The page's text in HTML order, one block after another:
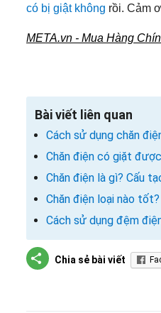
có bị giật không rồi. Cảm
META.vn - Mua Hàng
Bài viết liên quan
Cách sử dụng chăn
Chăn điện có giặt
Chăn điện là gì? Cấu
Chăn điện loại nào
Cách sử dụng đệm
Chia sẻ bài viết